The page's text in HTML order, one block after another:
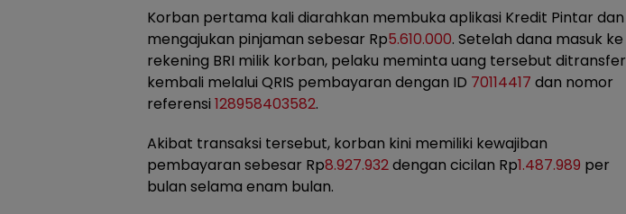
Korban pertama kali diarahkan membuka aplikasi Kredit Pintar dan
mengajukan pinjaman sebesar Rp5.610.000. Setelah dana masuk ke
rekening BRI milik korban, pelaku meminta uang tersebut ditransfer
kembali melalui QRIS pembayaran dengan ID 70114417 dan nomor
referensi 128958403582.
Akibat transaksi tersebut, korban kini memiliki kewajiban
pembayaran sebesar Rp8.927.932dengan cicilan Rp1.487.989 per
bulan selama enam bulan.